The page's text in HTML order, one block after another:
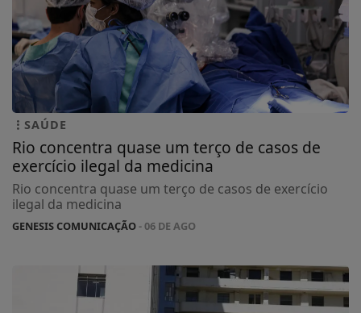
SAÚDE
Rio concentra quase um terço de casos de
exercício ilegal da medicina
Rio concentra quase um terço de casos de exercício
ilegal da medicina
GENESIS COMUNICAÇÃO- 06 DE AGO